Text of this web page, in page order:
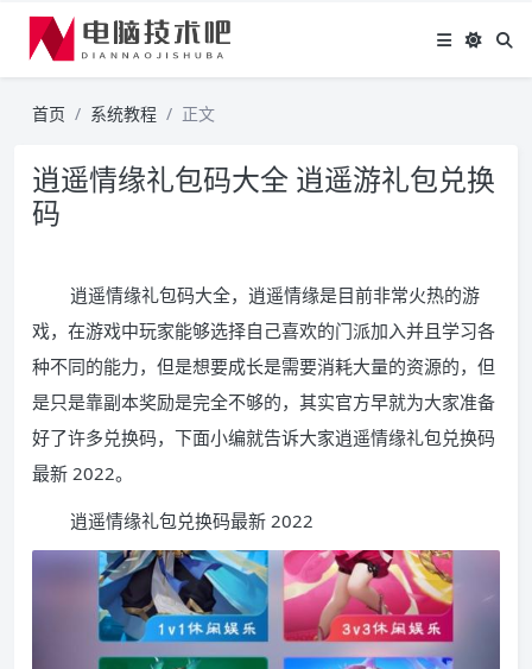
首页 系统教程 正文
逍遥情缘礼包码大全 逍遥游礼包兑换
码
逍遥情缘礼包码大全，逍遥情缘是目前非常火热的游
戏，在游戏中玩家能够选择自己喜欢的门派加入并且学习各
种不同的能力，但是想要成长是需要消耗大量的资源的，但
是只是靠副本奖励是完全不够的，其实官方早就为大家准备
好了许多兑换码，下面小编就告诉大家逍遥情缘礼包兑换码
最新 2022。
逍遥情缘礼包兑换码最新 2022